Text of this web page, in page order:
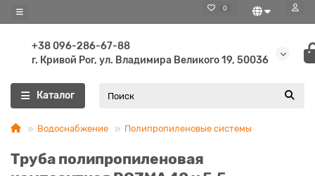
0
+38 096-286-67-88
г. Кривой Рог, ул. Владимира Великого 19, 50036
Каталог
Водоснабжение Полипропиленовые системы
Труба полипропиленовая